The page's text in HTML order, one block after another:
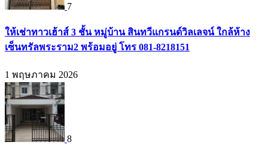
7
ให้เช่าทาวเฮ้าส์ 3 ชั้น หมู่บ้าน สินทวีแกรนด์วิลเลจน์ ใกล้ห้าง
เซ็นทรัลพระราม2 พร้อมอยู่ โทร 081-8218151
1 พฤษภาคม 2026
8